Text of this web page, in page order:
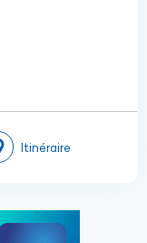
Itinéraire